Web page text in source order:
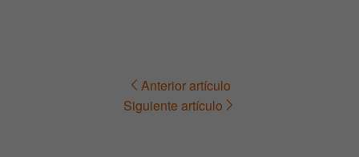
Navegación Anterior artículo
Siguiente artículo